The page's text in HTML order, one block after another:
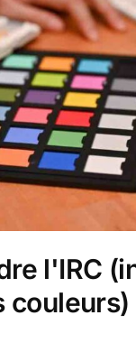
l'IRC
couleurs)